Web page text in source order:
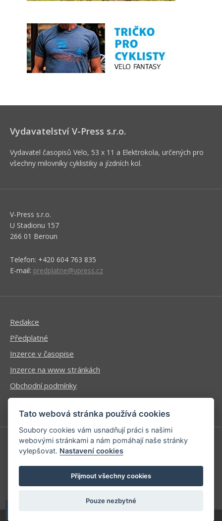
Vydavatelství V-Press s.r.o.
Vydavatel časopisů Velo, 53 x 11 a Elektrokola, určených pro
všechny milovníky cyklistiky a jízdních kol.
V-Press s.r.o.
U Stadionu 157
266 01 Beroun
Telefon: +420 604 763 835
E-mail: predplatne@vpress.cz
Redakce
Předplatné
Inzerce v časopise
Inzerce na www stránkách
Obchodní podmínky
Ochrana osobních údajů
Příhlášení | Registrace
Kontaktní informace
Mapa stránek
Tato webová stránka používá cookies
Soubory cookies vám usnadňují práci s našimi
webovými stránkami a nám pomáhají naše stránky
vylepšovat. Nastavení cookies
Přijmout všechny cookies
Pouze nezbytné